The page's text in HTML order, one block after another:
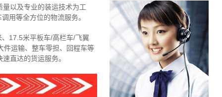
以及专业的装运技术为工
用等全方位的物流服务。
17.5米平板车/高栏车/飞翼
件运输、整车零担、回程车等
直达的货运服务。